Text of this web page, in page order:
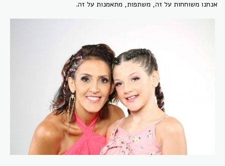
אנחנו משוחחות על זה, משתפות, מתאמנות על זה.